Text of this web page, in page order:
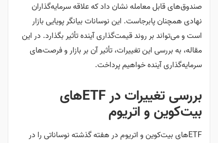
صندوق‌های قابل معامله نشان داد که علاقه سرمایه‌گذاران
نهادی همچنان پابرجاست. این نوسانات بیانگر پویایی بازار
است و می‌تواند بر روند قیمت‌گذاری آینده تأثیر بگذارد. در این
مقاله، به بررسی این تغییرات، تأثیر آن بر بازار و فرصت‌های
سرمایه‌گذاری آینده خواهیم پرداخت.
بررسی تغییرات در ETFهای
بیت‌کوین و اتریوم
ETFهای بیت‌کوین و اتریوم در هفته گذشته نوساناتی را در